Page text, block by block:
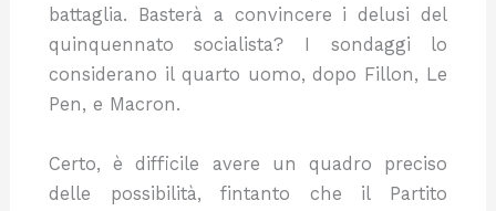
battaglia. Basterà a convincere i delusi del
quinquennato socialista? I sondaggi lo
considerano il quarto uomo, dopo Fillon, Le
Pen, e Macron.
Certo, è difficile avere un quadro preciso
delle possibilità, fintanto che il Partito